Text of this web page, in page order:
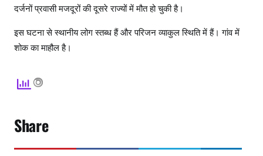
दर्जनों प्रवासी मजदूरों की दूसरे राज्यों में मौत हो चुकी है।
इस घटना से स्थानीय लोग स्तब्ध हैं और परिजन व्याकुल स्थिति में हैं। गांव में
शोक का माहौल है।
Share